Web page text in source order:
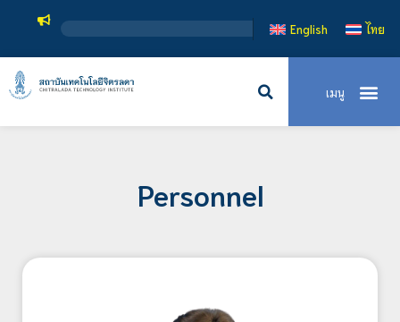
สถาบัน
English ไทย
Personnel